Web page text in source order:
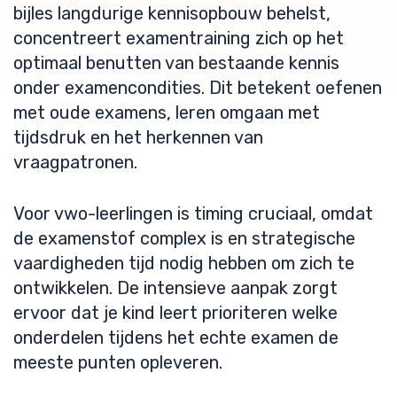
bijles langdurige kennisopbouw behelst,
concentreert examentraining zich op het
optimaal benutten van bestaande kennis
onder examencondities. Dit betekent oefenen
met oude examens, leren omgaan met
tijdsdruk en het herkennen van
vraagpatronen.
Voor vwo-leerlingen is timing cruciaal, omdat
de examenstof complex is en strategische
vaardigheden tijd nodig hebben om zich te
ontwikkelen. De intensieve aanpak zorgt
ervoor dat je kind leert prioriteren welke
onderdelen tijdens het echte examen de
meeste punten opleveren.